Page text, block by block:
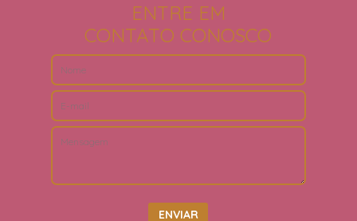
ENTRE EM
CONTATO CONOSCO